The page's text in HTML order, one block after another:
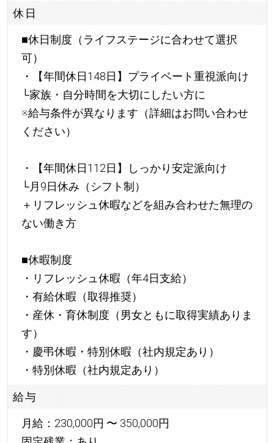
休日
■休日制度（ライフステージに合わせて選択
可）
・【年間休日148日】プライベート重視派向け
└家族・自分時間を大切にしたい方に
※給与条件が異なります（詳細はお問い合わせ
ください）
・【年間休日112日】しっかり安定派向け
└月9日休み（シフト制）
＋リフレッシュ休暇などを組み合わせた無理の
ない働き方
■休暇制度
・リフレッシュ休暇（年4日支給）
・有給休暇（取得推奨）
・産休・育休制度（男女ともに取得実績ありま
す）
・慶弔休暇・特別休暇（社内規定あり）
・特別休暇（社内規定あり）
給与
月給：230,000円 〜 350,000円